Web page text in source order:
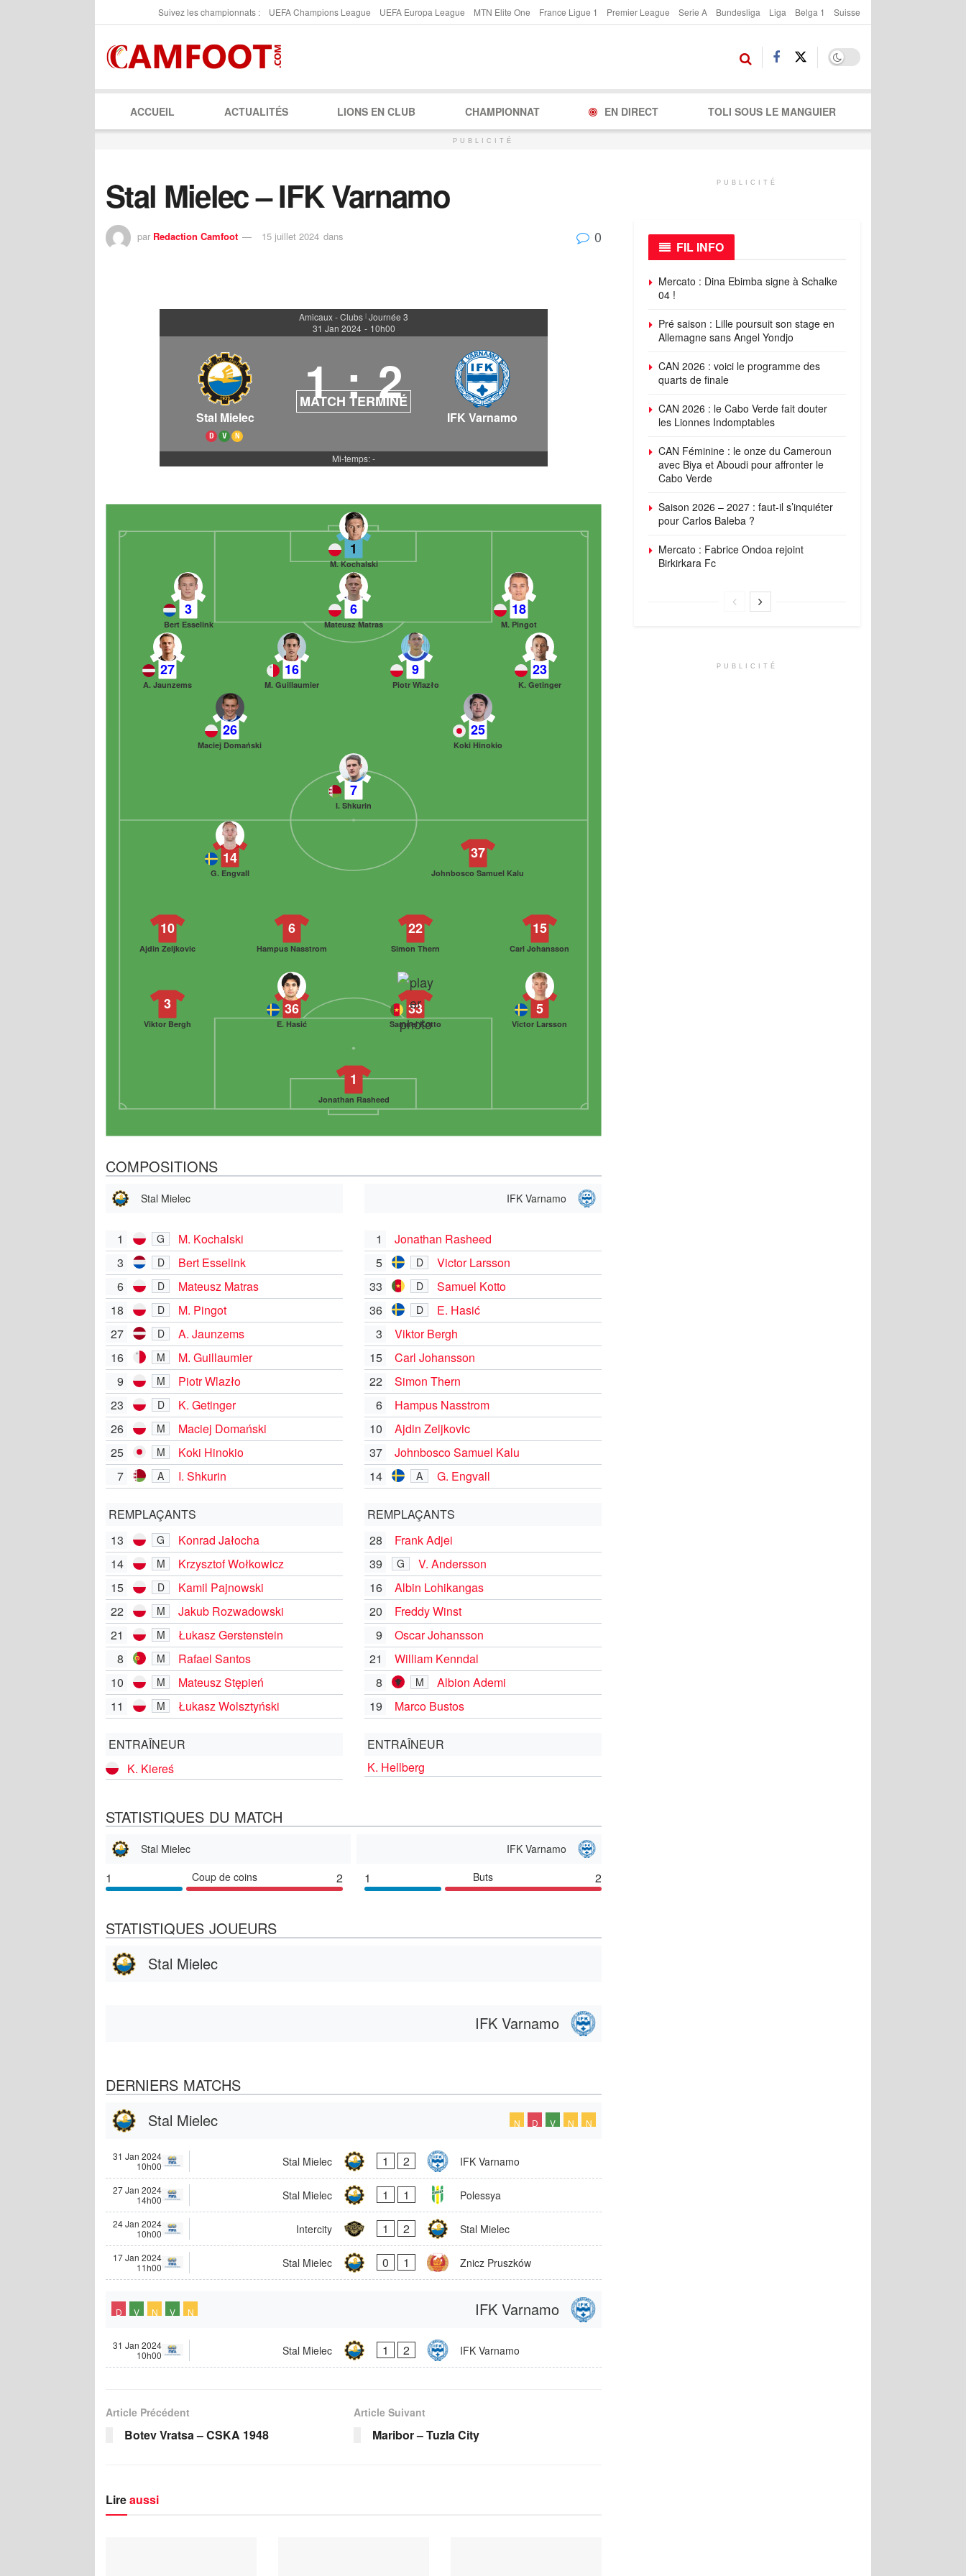
Suivez les championnats : UEFA Champions League UEFA Europa League MTN Elite One France Ligue 1 Premier League Serie A Bundesliga Liga Belga 1 Suisse
ACCUEIL ACTUALITÉS LIONS EN CLUB CHAMPIONNAT EN DIRECT TOLI SOUS LE MANGUIER
PUBLICITÉ
Stal Mielec – IFK Varnamo
par Redaction Camfoot 15 juillet 2024 dans 0
Amicaux - Clubs | Journée 3
31 Jan 2024 - 10h00
Stal Mielec
D V N
1 : 2
MATCH TERMINÉ
IFK Varnamo
Mi-temps: -
1
M. Kochalski
18
M. Pingot
6
Mateusz Matras
3
Bert Esselink
23
K. Getinger
9
Piotr Wlazło
16
M. Guillaumier
27
A. Jaunzems
25
Koki Hinokio
26
Maciej Domański
7
I. Shkurin
1
Jonathan Rasheed
3
Viktor Bergh
36
E. Hasić
33
Samuel Kotto
5
Victor Larsson
10
Ajdin Zeljkovic
6
Hampus Nasstrom
22
Simon Thern
15
Carl Johansson
14
G. Engvall
37
Johnbosco Samuel Kalu
COMPOSITIONS
Stal Mielec
1 G
M. Kochalski
3
D
Bert Esselink
6
D
Mateusz Matras
18
D
M. Pingot
27
D
A. Jaunzems
16
M
M. Guillaumier
9
M
Piotr Wlazło
23
D
K. Getinger
26
M
Maciej Domański
25
M
Koki Hinokio
7
A I. Shkurin
REMPLAÇANTS
13
G
Konrad Jałocha
14
M
Krzysztof Wołkowicz
15
D
Kamil Pajnowski
22
M
Jakub Rozwadowski
21
M
Łukasz Gerstenstein
8
M
Rafael Santos
10
M
Mateusz Stępień
11
M Łukasz Wolsztyński
ENTRAÎNEUR
K. Kiereś
IFK Varnamo
1
Jonathan Rasheed
5
D
Victor Larsson
33
D
Samuel Kotto
36
D
E. Hasić
3
Viktor Bergh
15
Carl Johansson
22
Simon Thern
6
Hampus Nasstrom
10
Ajdin Zeljkovic
37
Johnbosco Samuel Kalu
14
A G. Engvall
REMPLAÇANTS
28
Frank Adjei
39
G
V. Andersson
16
Albin Lohikangas
20
Freddy Winst
9
Oscar Johansson
21
William Kenndal
8
M
Albion Ademi
19
Marco Bustos
ENTRAÎNEUR
K. Hellberg
STATISTIQUES DU MATCH
Stal Mielec IFK Varnamo
1 Coup de coins 2 1 Buts 2
STATISTIQUES JOUEURS
Stal Mielec
IFK Varnamo
DERNIERS MATCHS
Stal Mielec
N D V N N
31 Jan 2024
10h00
Stal Mielec 1 2 IFK Varnamo
27 Jan 2024
14h00
Stal Mielec 1 1 Polessya
24 Jan 2024
10h00
Intercity 1 2 Stal Mielec
17 Jan 2024
11h00
Stal Mielec 0 1 Znicz Pruszków
IFK Varnamo
D V N V N
31 Jan 2024
10h00
Stal Mielec 1 2 IFK Varnamo
Article Précédent
Botev Vratsa – CSKA 1948
Article Suivant
Maribor – Tuzla City
Lireaussi
PUBLICITÉ
FIL INFO
Mercato : Dina Ebimba signe à Schalke
04 !
Pré saison : Lille poursuit son stage en
Allemagne sans Angel Yondjo
CAN 2026 : voici le programme des
quarts de finale
CAN 2026 : le Cabo Verde fait douter
les Lionnes Indomptables
CAN Féminine : le onze du Cameroun
avec Biya et Aboudi pour affronter le
Cabo Verde
Saison 2026 – 2027 : faut-il s’inquiéter
pour Carlos Baleba ?
Mercato : Fabrice Ondoa rejoint
Birkirkara Fc
PUBLICITÉ